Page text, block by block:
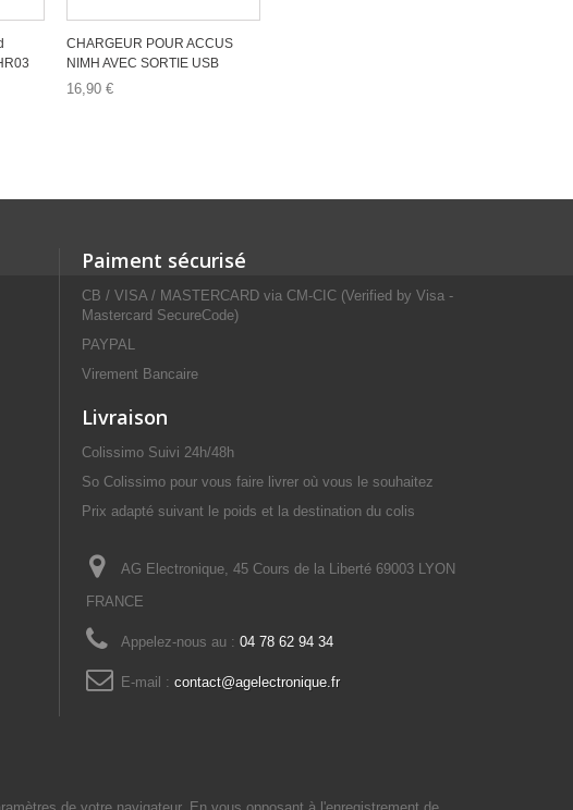
CHARGEUR POUR ACCUS
NIMH AVEC SORTIE USB
16,90 €
Paiment sécurisé
CB / VISA / MASTERCARD via CM-CIC (Verified by Visa -
Mastercard SecureCode)
PAYPAL
Virement Bancaire
Livraison
Colissimo Suivi 24h/48h
So Colissimo pour vous faire livrer où vous le souhaitez
Prix adapté suivant le poids et la destination du colis
AG Electronique, 45 Cours de la Liberté 69003 LYON
FRANCE
Appelez-nous au : 04 78 62 94 34
E-mail : contact@agelectronique.fr